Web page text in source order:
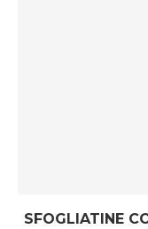
SFOGLIATINE